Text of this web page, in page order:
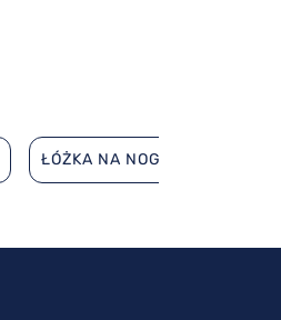
ŁÓŻKA NA NOGACH